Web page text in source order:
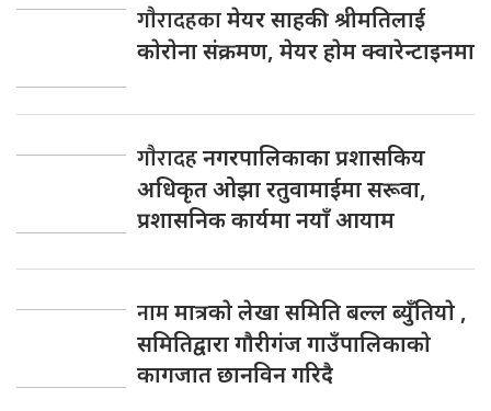
गाैरादहकामेयर साहकी श्रीमतिलाई
काेराेना संक्रमण, मेयर हाेम क्वारेन्टाइनमा
गाैरादहनगरपालिकाका प्रशासकिय
अधिकृत ओझा रतुवामाईमा सरूवा,
प्रशासनिक कार्यमा नयाँ आयाम
नाममात्रकाे लेखा समिति बल्ल ब्युँतियाे ,
समितिद्वारा गाैरीगंज गाउँपालिकाकाे
कागजात छानविन गरिदै